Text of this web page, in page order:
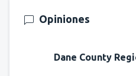
Opiniones
Dane County